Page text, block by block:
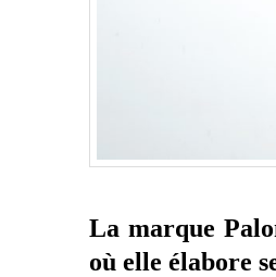
La marque
où elle élabore